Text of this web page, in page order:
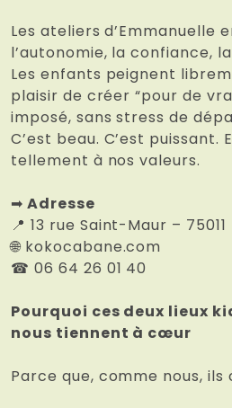
Les ateliers d’Emmanuelle
l’autonomie, la confiance,
Les enfants peignent
plaisir de créer “pour de
imposé, sans stress de
C’est beau. C’est puissant.
tellement à nos valeurs.
➡ Adresse
📍 13 rue Saint-Maur – 75011
🌐kokocabane.com
☎ 06 64 26 01 40
Pourquoi ces deux lieux
nous tiennent à cœur
Parce que, comme nous, ils